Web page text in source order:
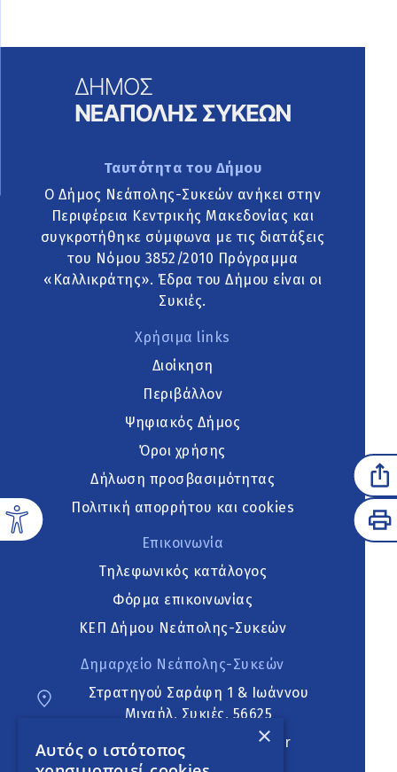
Ταυτότητα του Δήμου
Ο Δήμος Νεάπολης-Συκεών ανήκει στην
Περιφέρεια Κεντρικής Μακεδονίας και
συγκροτήθηκε σύμφωνα με τις διατάξεις
του Νόμου 3852/2010 Πρόγραμμα
«Καλλικράτης». Έδρα του Δήμου είναι οι
Συκιές.
Χρήσιμα links
Διοίκηση
Περιβάλλον
Ψηφιακός Δήμος
Όροι χρήσης
Δήλωση προσβασιμότητας
Πολιτική απορρήτου και cookies
Επικοινωνία
Τηλεφωνικός κατάλογος
Φόρμα επικοινωνίας
ΚΕΠ Δήμου Νεάπολης-Συκεών
Δημαρχείο Νεάπολης-Συκεών
Στρατηγού Σαράφη 1 & Ιωάννου
Μιχαήλ, Συκιές, 56625
neapoli.sykies@ddt.gov.gr
×
Αυτός ο ιστότοπος